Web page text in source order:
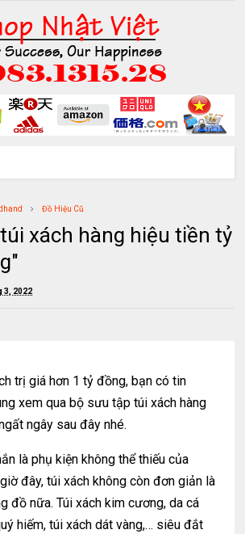
Đồ Hiệu Cũ
xách hàng hiệu tiền tỷ
3, 2022
trị giá hơn 1 tỷ đồng, bạn có tin
xem qua bộ sưu tập túi xách hàng
ngây sau đây nhé.
là phụ kiện không thể thiếu của
đây, túi xách không còn đơn giản là
đồ nữa. Túi xách kim cương, da cá
hiếm, túi xách dát vàng,… siêu đắt